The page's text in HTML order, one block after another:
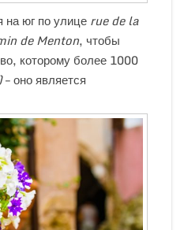
на юг по улице ruede la
deMenton, чтобы
которому более 1000
– оно является